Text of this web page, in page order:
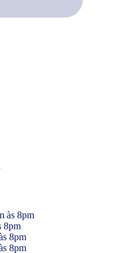
às 8pm
8pm
8pm
8pm